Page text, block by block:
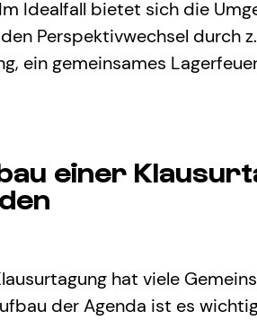
Idealfall bietet sich die
Perspektivwechsel durch
ein gemeinsames
einer
hat viele
der Agenda ist es